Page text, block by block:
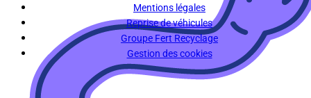
Mentions légales
Reprise de véhicules
Groupe Fert Recyclage
Gestion des cookies